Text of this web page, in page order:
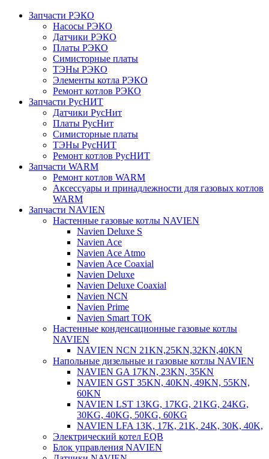
Запчасти РЭКО
Насосы РЭКО
Датчики РЭКО
Платы РЭКО
Симисторные платы
ТЭНы РЭКО
Элементы котла РЭКО
Ремонт котлов РЭКО
Запчасти РусНИТ
Датчики РусНит
Платы РусНит
Симисторные платы
ТЭНы РусНИТ
Ремонт котлов РусНИТ
Запчасти WARM
Ремонт котлов WARM
Аксессуары и принадлежности для газовых котлов
WARM
Запчасти NAVIEN
Настенные газовые котлы NAVIEN
Navien Deluxe S
Navien Ace
Navien Ace Atmo
Navien Ace Coaxial
Navien Deluxe
Navien Deluxe Coaxial
Navien NCN
Navien Prime
Navien Smart TOK
Настенные конденсационные газовые котлы
NAVIEN
NAVIEN NCN 21KN,25KN,32KN,40KN
Напольные дизельные и газовые котлы NAVIEN
NAVIEN GA 17KN, 23KN, 35KN
NAVIEN GST 35KN, 40KN, 49KN, 55KN,
60KN
NAVIEN LST 13KG, 17KG, 21KG, 24KG,
30KG, 40KG, 50KG, 60KG
NAVIEN LFA 13K, 17K, 21K, 24K, 30K, 40K,
Электрический котел EQB
Блок управления NAVIEN